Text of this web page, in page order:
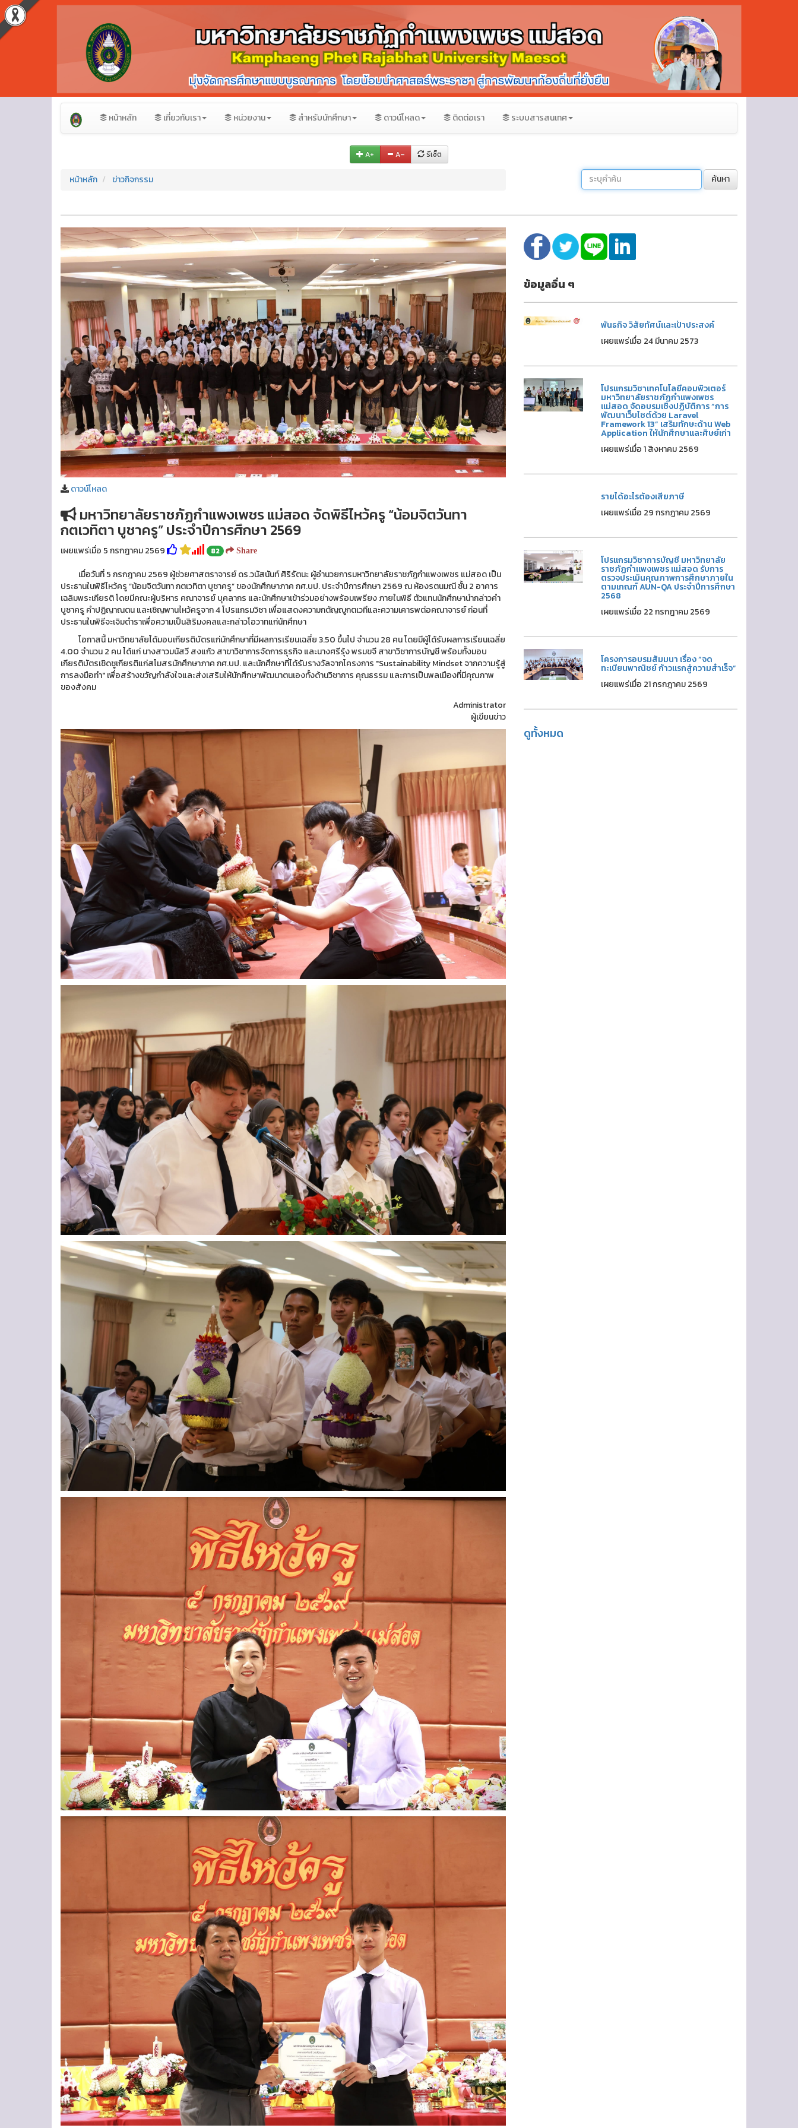
หน้าหลัก เกี่ยวกับเรา หน่วยงาน สำหรับนักศึกษา ดาวน์โหลด ติดต่อเรา ระบบสารสนเทศ
A+ A– รีเซ็ต
หน้าหลัก ข่าวกิจกรรม ค้นหา
ดาวน์โหลด
มหาวิทยาลัยราชภัฏกำแพงเพชร แม่สอด จัดพิธีไหว้ครู “น้อมจิตวันทา
กตเวทิตา บูชาครู” ประจำปีการศึกษา 2569
เผยแพร่เมื่อ 5 กรกฎาคม 2569 82 Share
เมื่อวันที่ 5 กรกฎาคม 2569 ผู้ช่วยศาสตราจารย์ ดร.วนัสนันท์ ศิริรัตนะ ผู้อำนวยการมหาวิทยาลัยราชภัฏกำแพงเพชร แม่สอด เป็น
ประธานในพิธีไหว้ครู “น้อมจิตวันทา กตเวทิตา บูชาครู” ของนักศึกษาภาค กศ.บป. ประจำปีการศึกษา 2569 ณ ห้องรตนมณี ชั้น 2 อาคาร
เฉลิมพระเกียรติ โดยมีคณะผู้บริหาร คณาจารย์ บุคลากร และนักศึกษาเข้าร่วมอย่างพร้อมเพรียง ภายในพิธี ตัวแทนนักศึกษานำกล่าวคำ
บูชาครู คำปฏิญาณตน และเชิญพานไหว้ครูจาก 4 โปรแกรมวิชา เพื่อแสดงความกตัญญูกตเวทีและความเคารพต่อคณาจารย์ ก่อนที่
ประธานในพิธีจะเจิมตำราเพื่อความเป็นสิริมงคลและกล่าวโอวาทแก่นักศึกษา
โอกาสนี้ มหาวิทยาลัยได้มอบเกียรติบัตรแก่นักศึกษาที่มีผลการเรียนเฉลี่ย 3.50 ขึ้นไป จำนวน 28 คน โดยมีผู้ได้รับผลการเรียนเฉลี่ย
4.00 จำนวน 2 คน ได้แก่ นางสาวมนัสวี สงแก้ว สาขาวิชาการจัดการธุรกิจ และนางศรีรุ้ง พรมขจี สาขาวิชาการบัญชี พร้อมทั้งมอบ
เกียรติบัตรเชิดชูเกียรติแก่สโมสรนักศึกษาภาค กศ.บป. และนักศึกษาที่ได้รับรางวัลจากโครงการ "Sustainability Mindset จากความรู้สู่
การลงมือทำ" เพื่อสร้างขวัญกำลังใจและส่งเสริมให้นักศึกษาพัฒนาตนเองทั้งด้านวิชาการ คุณธรรม และการเป็นพลเมืองที่มีคุณภาพ
ของสังคม
Administrator
ผู้เขียนข่าว
ข้อมูลอื่น ๆ
พันธกิจ วิสัยทัศน์และเป้าประสงค์
เผยแพร่เมื่อ 24 มีนาคม 2573
โปรแกรมวิชาเทคโนโลยีคอมพิวเตอร์
มหาวิทยาลัยราชภัฏกำแพงเพชร
แม่สอด จัดอบรมเชิงปฏิบัติการ “การ
พัฒนาเว็บไซต์ด้วย Laravel
Framework 13” เสริมทักษะด้าน Web
Application ให้นักศึกษาและศิษย์เก่า
เผยแพร่เมื่อ 1 สิงหาคม 2569
รายได้อะไรต้องเสียภาษี
เผยแพร่เมื่อ 29 กรกฎาคม 2569
โปรแกรมวิชาการบัญชี มหาวิทยาลัย
ราชภัฏกำแพงเพชร แม่สอด รับการ
ตรวจประเมินคุณภาพการศึกษาภายใน
ตามเกณฑ์ AUN-QA ประจำปีการศึกษา
2568
เผยแพร่เมื่อ 22 กรกฎาคม 2569
โครงการอบรมสัมมนา เรื่อง “จด
ทะเบียนพาณิชย์ ก้าวแรกสู่ความสำเร็จ”
เผยแพร่เมื่อ 21 กรกฎาคม 2569
ดูทั้งหมด